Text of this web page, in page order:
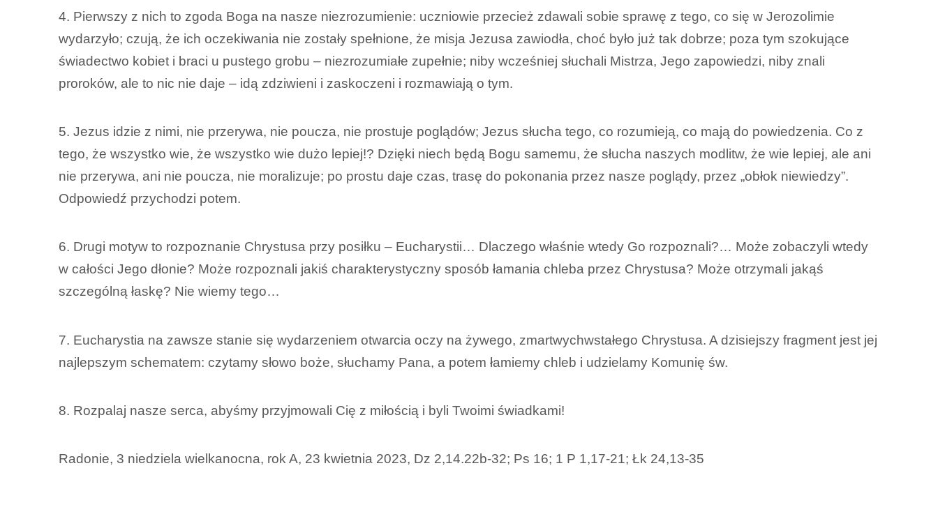
4. Pierwszy z nich to zgoda Boga na nasze niezrozumienie: uczniowie przecież zdawali sobie sprawę z tego, co się w Jerozolimie
wydarzyło; czują, że ich oczekiwania nie zostały spełnione, że misja Jezusa zawiodła, choć było już tak dobrze; poza tym szokujące
świadectwo kobiet i braci u pustego grobu – niezrozumiałe zupełnie; niby wcześniej słuchali Mistrza, Jego zapowiedzi, niby znali
proroków, ale to nic nie daje – idą zdziwieni i zaskoczeni i rozmawiają o tym.
5. Jezus idzie z nimi, nie przerywa, nie poucza, nie prostuje poglądów; Jezus słucha tego, co rozumieją, co mają do powiedzenia. Co z
tego, że wszystko wie, że wszystko wie dużo lepiej!? Dzięki niech będą Bogu samemu, że słucha naszych modlitw, że wie lepiej, ale ani
nie przerywa, ani nie poucza, nie moralizuje; po prostu daje czas, trasę do pokonania przez nasze poglądy, przez „obłok niewiedzy”.
Odpowiedź przychodzi potem.
6. Drugi motyw to rozpoznanie Chrystusa przy posiłku – Eucharystii… Dlaczego właśnie wtedy Go rozpoznali?… Może zobaczyli wtedy
w całości Jego dłonie? Może rozpoznali jakiś charakterystyczny sposób łamania chleba przez Chrystusa? Może otrzymali jakąś
szczególną łaskę? Nie wiemy tego…
7. Eucharystia na zawsze stanie się wydarzeniem otwarcia oczy na żywego, zmartwychwstałego Chrystusa. A dzisiejszy fragment jest jej
najlepszym schematem: czytamy słowo boże, słuchamy Pana, a potem łamiemy chleb i udzielamy Komunię św.
8. Rozpalaj nasze serca, abyśmy przyjmowali Cię z miłością i byli Twoimi świadkami!
Radonie, 3 niedziela wielkanocna, rok A, 23 kwietnia 2023, Dz 2,14.22b-32; Ps 16; 1 P 1,17-21; Łk 24,13-35